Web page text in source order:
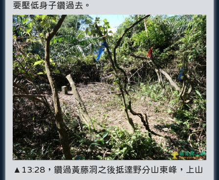
要壓低身子鑽過去。
▲13:28，鑽過黃藤洞之後抵達野分山東峰，上山